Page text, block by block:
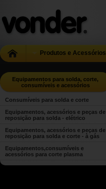
Produtos e Acessórios
Equipamentos para solda, corte,
consumíveis e acessórios
Consumíveis para solda e corte
Equipamentos, acessórios e peças de
reposição para solda - elétrico
Equipamentos, acessórios e peças de
reposição para solda e corte - à gás
Equipamentos,consumíveis e
acessórios para corte plasma